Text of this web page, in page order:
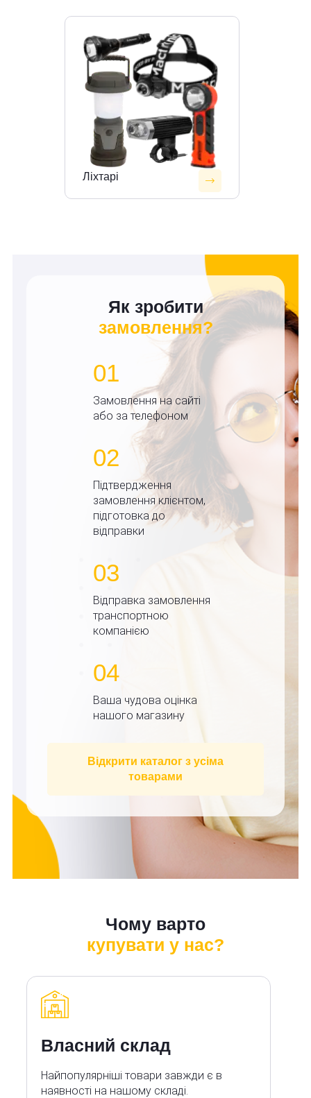
Ліхтарі
Як зробити
замовлення?
01
Замовлення на сайті
або за телефоном
02
Підтвердження
замовлення клієнтом,
підготовка до
відправки
03
Відправка замовлення
транспортною
компанією
04
Ваша чудова оцінка
нашого магазину
Відкрити каталог з усіма
товарами
Чому варто
купувати у нас?
Власний склад
Найпопулярніші товари завжди є в
наявності на нашому складі.